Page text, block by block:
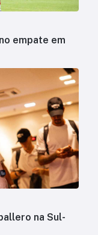
empate em
na Sul-